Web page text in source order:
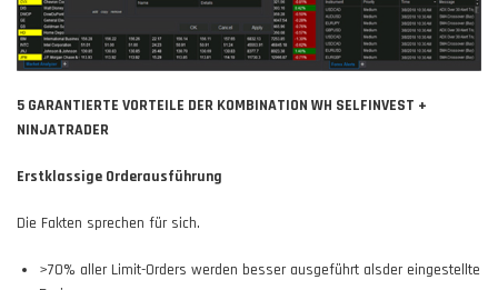
5 GARANTIERTE VORTEILE DER KOMBINATION WH SELFINVEST +
NINJATRADER
Erstklassige Orderausführung
Die Fakten sprechen für sich.
>70% aller Limit-Orders werden besser ausgeführt alsder eingestellte